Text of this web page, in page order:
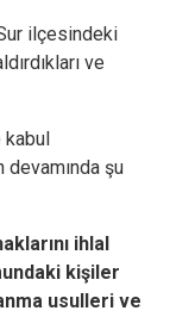
ilçesindeki
ve
devamında şu
ihlal
kişiler
usulleri ve